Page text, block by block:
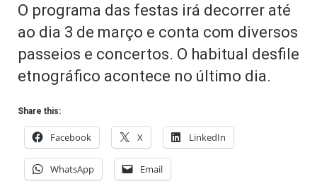
O programa das festas irá decorrer até
ao dia 3 de março e conta com diversos
passeios e concertos. O habitual desfile
etnográfico acontece no último dia.
Share this:
Facebook X LinkedIn
WhatsApp Email